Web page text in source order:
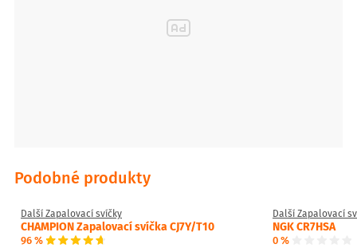
Podobné produkty
Další Zapalovací svíčky
CHAMPION Zapalovací svíčka CJ7Y/T10
96 %
Další Zapalovací
NGK CR7HSA
0 %